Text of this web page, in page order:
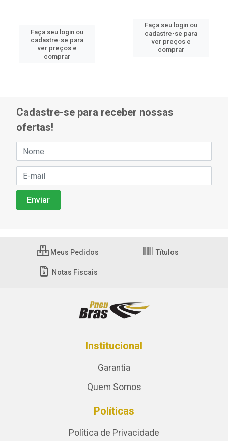
Faça seu login ou
cadastre-se para
ver preços e
comprar
Faça seu login ou
cadastre-se para
ver preços e
comprar
Cadastre-se para receber nossas
ofertas!
Meus Pedidos Títulos
Notas Fiscais
Institucional
Garantia
Quem Somos
Políticas
Política de Privacidade